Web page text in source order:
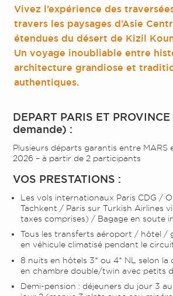
Vivez l’expérience des
travers les paysages d’Asie
étendues du désert de Kizil
Un voyage inoubliable entre
architecture grandiose et
authentiques.
DEPART PARIS ET
demande) :
Plusieurs départs garantis entre MARS
2026 – à partir de 2 participants
VOS PRESTATIONS :
Les vols internationaux Paris CDG /
Tachkent / Paris sur Turkish Airlines
taxes comprises) / Bagage en soute
Tous les transferts aéroport / hôtel /
en véhicule climatisé pendant le
8 nuits en hôtels 3* ou 4* NL selon la
en chambre double/twin avec petits
Demi-pension : déjeuners du jour 3